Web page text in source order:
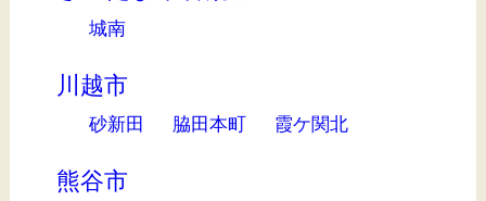
城南
川越市
砂新田 脇田本町 霞ケ関北
熊谷市